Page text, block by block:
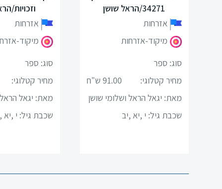
פיזיקה
תיאטרון
אנגלית
עברית
למגזר
תנך
וזכויות/
אזרחות
מיקוד-
סוג: ספר
מחיר קטלוגי:
מאת: יגאל הראל
שכבת גיל: י ,יא
34271/הראל שושן
אזרחות
מיקוד-אזרחות
סוג: ספר
מחיר קטלוגי:
91.00 ש"ח
מאת: יגאל הראל ושלומי שושן
שכבת גיל: י ,יא ,יב